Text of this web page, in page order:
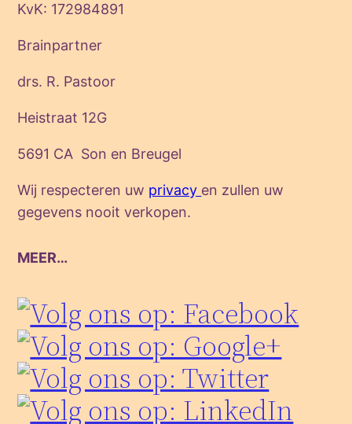
KvK: 172984891
Brainpartner
drs. R. Pastoor
Heistraat 12G
5691 CA Son en Breugel
Wij respecteren uw privacy en zullen uw
gegevens nooit verkopen.
MEER…